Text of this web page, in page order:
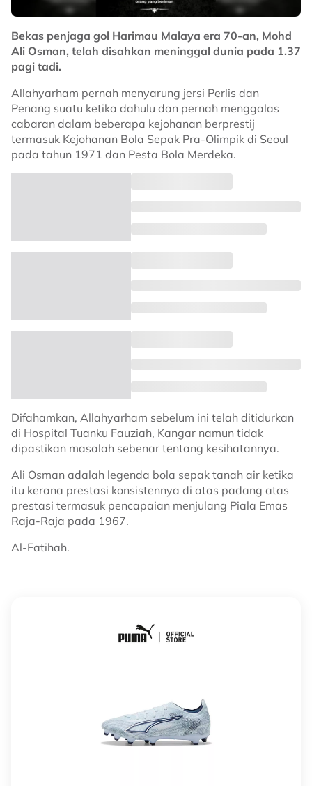
Bekas penjaga gol Harimau Malaya era 70-an, Mohd
Ali Osman, telah disahkan meninggal dunia pada 1.37
pagi tadi.
Allahyarham pernah menyarung jersi Perlis dan
Penang suatu ketika dahulu dan pernah menggalas
cabaran dalam beberapa kejohanan berprestij
termasuk Kejohanan Bola Sepak Pra-Olimpik di Seoul
pada tahun 1971 dan Pesta Bola Merdeka.
Difahamkan, Allahyarham sebelum ini telah ditidurkan
di Hospital Tuanku Fauziah, Kangar namun tidak
dipastikan masalah sebenar tentang kesihatannya.
Ali Osman adalah legenda bola sepak tanah air ketika
itu kerana prestasi konsistennya di atas padang atas
prestasi termasuk pencapaian menjulang Piala Emas
Raja-Raja pada 1967.
Al-Fatihah.